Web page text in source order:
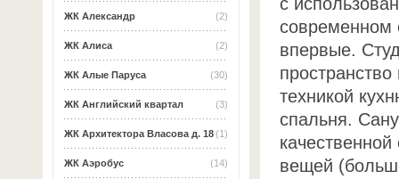
(2)
ЖК Александр
(2)
ЖК Алиса
(30)
ЖК Алые Паруса
(3)
ЖК Английский квартал
(1)
ЖК Архитектора Власова д. 18
(14)
ЖК Аэробус
современном
впервые.
техникой
спальня.
вещей